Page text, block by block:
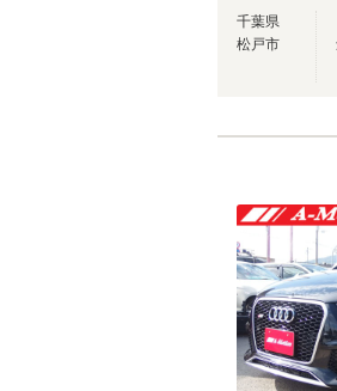
千葉県
松戸市